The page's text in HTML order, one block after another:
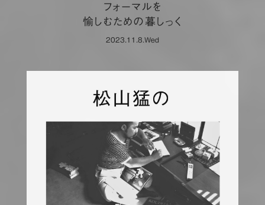
フォーマルを
愉しむための暮しっく
2023.11.8.Wed